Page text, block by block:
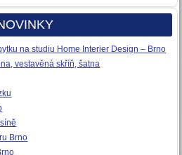
na studiu Home Interier Design – Brno
vestavěná skříň, šatna
Brno